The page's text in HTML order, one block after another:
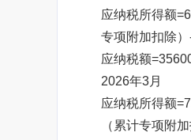
应纳税所得额
专项附加扣除
应纳税额
2026年3月
应纳税所得额
（累计专项附